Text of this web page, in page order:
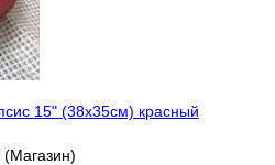
15" (38х35см) красный